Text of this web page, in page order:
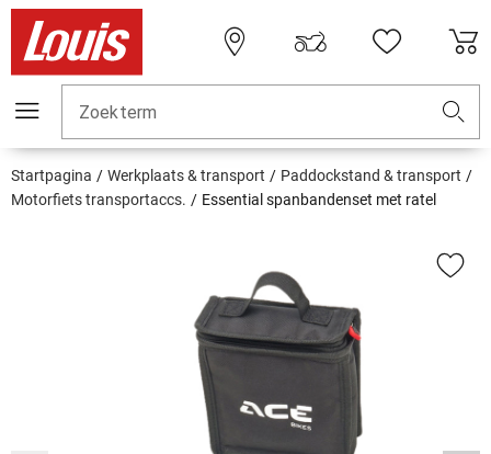
Zoekterm
Startpagina Werkplaats & transport
Paddockstand & transport
Motorfiets transportaccs.
Essential spanbandenset met ratel